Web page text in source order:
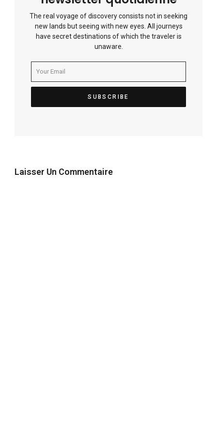
The real voyage of discovery consists not in seeking
new lands but seeing with new eyes. All journeys
have secret destinations of which the traveler is
unaware.
Laisser Un Commentaire